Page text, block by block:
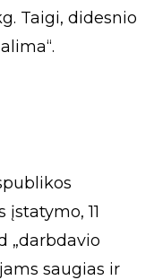
Taigi, didesnio
11
„darbdavio
saugias ir